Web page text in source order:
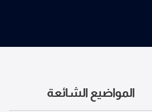
المواضيع الشائعة